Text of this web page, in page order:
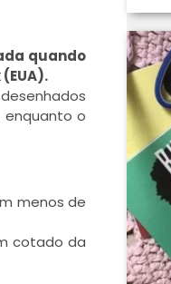
quando
enquanto o
menos de
cotado da